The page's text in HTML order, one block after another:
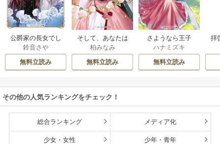
公爵家の長女でし
た
鈴音さや
無料立読み
そして、あなたは
私を捨てる
柏みなみ
無料立読み
さようなら王子
様、どうか私のこ
とは忘れてくださ
い
ハナミズキ
無料立読み
拝
その他の人気ランキングをチェック！
総合ランキング メディア化
少女・女性 少年・青年